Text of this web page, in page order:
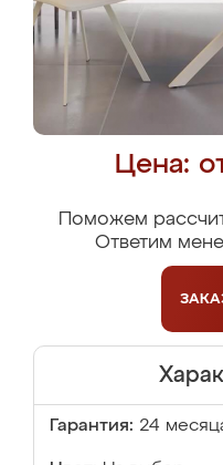
Цена:
Поможем
Ответим
Гарантия: 24